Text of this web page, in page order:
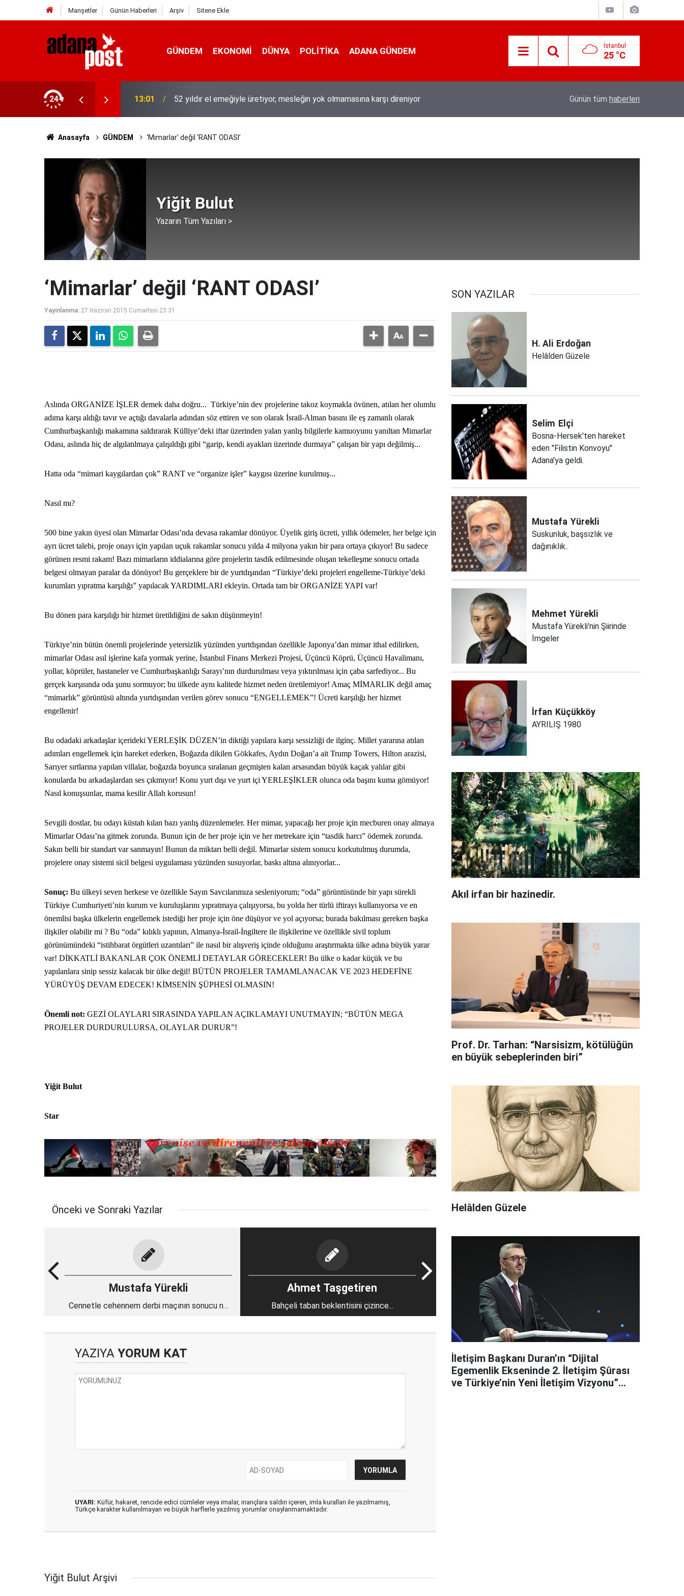
Manşetler Günün Haberleri Arşiv Sitene Ekle
GÜNDEM EKONOMI DÜNYA POLİTİKA ADANA GÜNDEM İstanbul
25 °C
24
yakalandı, 3 milyon 924 bin TL
13:01 52 yıldır el emeğiyle üretiyor, mesleğin yok olmamasına karşı direniyor Hava 40, asfalt 200 derece: Adana’da
Günün tüm haberleri
Anasayfa GÜNDEM ‘Mimarlar’ değil ‘RANT ODASI’
Yiğit Bulut
Yazarın Tüm Yazıları >
‘Mimarlar’ değil ‘RANT ODASI’
Yayınlanma: 27 Haziran 2015 Cumartesi 23:31
Aslında ORGANİZE İŞLER demek daha doğru... Türkiye’nin dev projelerine takoz koymakla övünen, atılan her olumlu
adıma karşı aldığı tavır ve açtığı davalarla adından söz ettiren ve son olarak İsrail-Alman basını ile eş zamanlı olarak
Cumhurbaşkanlığı makamına saldırarak Külliye’deki iftar üzerinden yalan yanlış bilgilerle kamuoyunu yanıltan Mimarlar
Odası, aslında hiç de algılatılmaya çalışıldığı gibi “garip, kendi ayakları üzerinde durmaya” çalışan bir yapı değilmiş...
Hatta oda “mimari kaygılardan çok” RANT ve “organize işler” kaygısı üzerine kurulmuş...
Nasıl mı?
500 bine yakın üyesi olan Mimarlar Odası’nda devasa rakamlar dönüyor. Üyelik giriş ücreti, yıllık ödemeler, her belge için
ayrı ücret talebi, proje onayı için yapılan uçuk rakamlar sonucu yılda 4 milyona yakın bir para ortaya çıkıyor! Bu sadece
görünen resmi rakam! Bazı mimarların iddialarına göre projelerin tasdik edilmesinde oluşan tekelleşme sonucu ortada
belgesi olmayan paralar da dönüyor! Bu gerçeklere bir de yurtdışından “Türkiye’deki projeleri engelleme-Türkiye’deki
kurumları yıpratma karşılığı” yapılacak YARDIMLARI ekleyin. Ortada tam bir ORGANİZE YAPI var!
Bu dönen para karşılığı bir hizmet üretildiğini de sakın düşünmeyin!
Türkiye’nin bütün önemli projelerinde yetersizlik yüzünden yurtdışından özellikle Japonya’dan mimar ithal edilirken,
mimarlar Odası asıl işlerine kafa yormak yerine, İstanbul Finans Merkezi Projesi, Üçüncü Köprü, Üçüncü Havalimanı,
yollar, köprüler, hastaneler ve Cumhurbaşkanlığı Sarayı’nın durdurulması veya yıktırılması için çaba sarfediyor... Bu
gerçek karşısında oda şunu sormuyor; bu ülkede aynı kalitede hizmet neden üretilemiyor! Amaç MİMARLIK değil amaç
“mimarlık” görüntüsü altında yurtdışından verilen görev sonucu “ENGELLEMEK”! Ücreti karşılığı her hizmet
engellenir!
Bu odadaki arkadaşlar içerideki YERLEŞİK DÜZEN’in diktiği yapılara karşı sessizliği de ilginç. Millet yararına atılan
adımları engellemek için hareket ederken, Boğazda dikilen Gökkafes, Aydın Doğan’a ait Trump Towers, Hilton arazisi,
Sarıyer sırtlarına yapılan villalar, boğazda boyunca sıralanan geçmişten kalan arsasından büyük kaçak yalılar gibi
konularda bu arkadaşlardan ses çıkmıyor! Konu yurt dışı ve yurt içi YERLEŞİKLER olunca oda başını kuma gömüyor!
Nasıl konuşsunlar, mama kesilir Allah korusun!
Sevgili dostlar, bu odayı küstah kılan bazı yanlış düzenlemeler. Her mimar, yapacağı her proje için mecburen onay almaya
Mimarlar Odası’na gitmek zorunda. Bunun için de her proje için ve her metrekare için “tasdik harcı” ödemek zorunda.
Sakın belli bir standart var sanmayın! Bunun da miktarı belli değil. Mimarlar sistem sonucu korkutulmuş durumda,
projelere onay sistemi sicil belgesi uygulaması yüzünden susuyorlar, baskı altına alınıyorlar...
Sonuç: Bu ülkeyi seven herkese ve özellikle Sayın Savcılarımıza sesleniyorum; “oda” görüntüsünde bir yapı sürekli
Türkiye Cumhuriyeti’nin kurum ve kuruluşlarını yıpratmaya çalışıyorsa, bu yolda her türlü iftirayı kullanıyorsa ve en
önemlisi başka ülkelerin engellemek istediği her proje için öne düşüyor ve yol açıyorsa; burada bakılması gereken başka
ilişkiler olabilir mi ? Bu “oda” kılıklı yapının, Almanya-İsrail-İngiltere ile ilişkilerine ve özellikle sivil toplum
görünümündeki “istihbarat örgütleri uzantıları” ile nasıl bir alışveriş içinde olduğunu araştırmakta ülke adına büyük yarar
var! DİKKATLİ BAKANLAR ÇOK ÖNEMLİ DETAYLAR GÖRECEKLER! Bu ülke o kadar küçük ve bu
yapılanlara sinip sessiz kalacak bir ülke değil! BÜTÜN PROJELER TAMAMLANACAK VE 2023 HEDEFİNE
YÜRÜYÜŞ DEVAM EDECEK! KİMSENİN ŞÜPHESİ OLMASIN!
Önemli not: GEZİ OLAYLARI SIRASINDA YAPILAN AÇIKLAMAYI UNUTMAYIN; “BÜTÜN MEGA
PROJELER DURDURULURSA, OLAYLAR DURUR”!
Yiğit Bulut
Star
Önceki ve Sonraki Yazılar
Mustafa Yürekli
Cennetle cehennem derbi maçının sonucu ne
Ahmet Taşgetiren
Bahçeli taban beklentisini çizince...
YAZIYA YORUM KAT
UYARI: Küfür, hakaret, rencide edici cümleler veya imalar, inançlara saldırı içeren, imla kuralları ile yazılmamış,
Türkçe karakter kullanılmayan ve büyük harflerle yazılmış yorumlar onaylanmamaktadır.
Yiğit Bulut Arşivi
SON YAZILAR
H. Ali Erdoğan
Helâlden Güzele
Selim Elçi
Bosna-Hersek'ten hareket
eden "Filistin Konvoyu"
Adana'ya geldi.
Mustafa Yürekli
Suskunluk, başsızlık ve
dağınıklık..
Mehmet Yürekli
Mustafa Yürekli'nin Şiirinde
İmgeler
İrfan Küçükköy
AYRILIŞ 1980
Akıl irfan bir hazinedir.
Prof. Dr. Tarhan: “Narsisizm, kötülüğün
en büyük sebeplerinden biri”
Helâlden Güzele
İletişim Başkanı Duran’ın “Dijital
Egemenlik Ekseninde 2. İletişim Şûrası
ve Türkiye’nin Yeni İletişim Vizyonu”